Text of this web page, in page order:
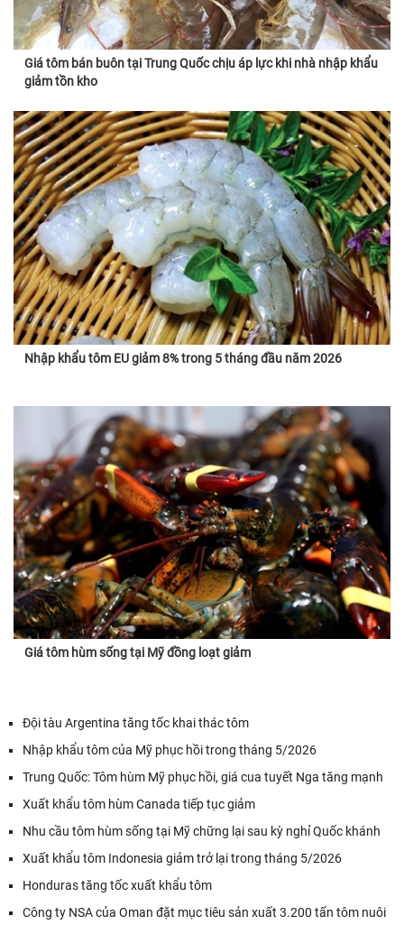
Giá tôm bán buôn tại Trung Quốc chịu áp lực khi nhà nhập khẩu
giảm tồn kho
Nhập khẩu tôm EU giảm 8% trong 5 tháng đầu năm 2026
Giá tôm hùm sống tại Mỹ đồng loạt giảm
Đội tàu Argentina tăng tốc khai thác tôm
Nhập khẩu tôm của Mỹ phục hồi trong tháng 5/2026
Trung Quốc: Tôm hùm Mỹ phục hồi, giá cua tuyết Nga tăng mạnh
Xuất khẩu tôm hùm Canada tiếp tục giảm
Nhu cầu tôm hùm sống tại Mỹ chững lại sau kỳ nghỉ Quốc khánh
Xuất khẩu tôm Indonesia giảm trở lại trong tháng 5/2026
Honduras tăng tốc xuất khẩu tôm
Công ty NSA của Oman đặt mục tiêu sản xuất 3.200 tấn tôm nuôi